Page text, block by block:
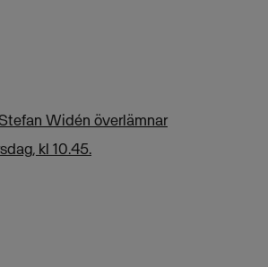
Widén överlämnar
kl 10.45.